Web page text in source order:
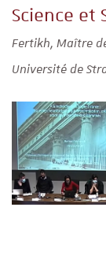
Science et
Fertikh, Maître
Université de